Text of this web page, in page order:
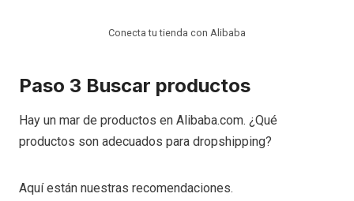
Conecta tu tienda con Alibaba
Paso 3 Buscar productos
Hay un mar de productos en Alibaba.com. ¿Qué
productos son adecuados para dropshipping?
Aquí están nuestras recomendaciones.